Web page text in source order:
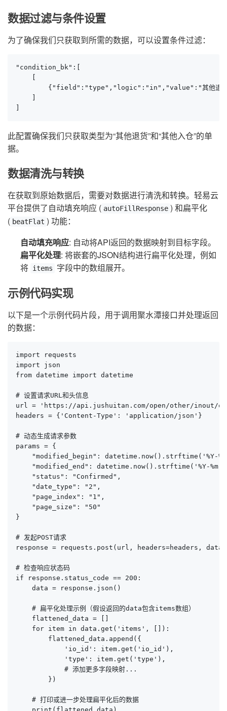
数据过滤与条件设置
为了确保我们只获取到所需的数据，可以设置条件过滤：
"condition_bk":[
{"field":"type","logic":"in","value":"其他退货
此配置确保我们只获取类型为“其他退货”和“其他入仓”的单
据。
数据清洗与转换
在获取到原始数据后，需要对数据进行清洗和转换。轻易云
平台提供了自动填充响应 ( autoFillResponse ) 和扁平化
( beatFlat ) 功能：
自动填充响应: 自动将API返回的数据映射到目标字段。
扁平化处理: 将嵌套的JSON结构进行扁平化处理，例如
将 items 字段中的数组展开。
示例代码实现
以下是一个示例代码片段，用于调用聚水潭接口并处理返回
的数据：
import requests
import json
from datetime import datetime
# 设置请求URL和头信息
url = 'https://api.jushuitan.com/open/other/inout/
headers = {'Content-Type': 'application/json'}
# 动态生成请求参数
params = {
"modified_begin": datetime.now().strftime('%Y-
"modified_end": datetime.now().strftime('%Y-%m-
    "status": "Confirmed",
    "date_type": "2",
    "page_index": "1",
    "page_size": "50"
}
# 发起POST请求
response = requests.post(url, headers=headers,
# 检查响应状态码
if response.status_code == 200:
    data = response.json()
    # 扁平化处理示例（假设返回的data包含items数组）
    flattened_data = []
    for item in data.get('items', []):
        flattened_data.append({
            'io_id': item.get('io_id'),
            'type': item.get('type'),
            # 添加更多字段映射...
        })
    # 打印或进一步处理扁平化后的数据